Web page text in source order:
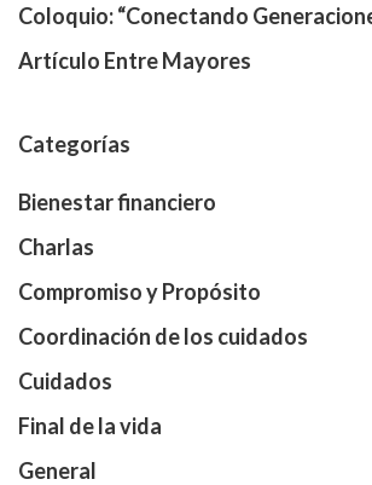
Coloquio: “Conectando
Artículo Entre Mayores
Categorías
Bienestar financiero
Charlas
Compromiso y Propósito
Coordinación de los cuidados
Cuidados
Final de la vida
General